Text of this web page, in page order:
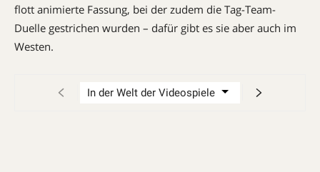
flott animierte Fassung, bei der zudem die Tag-Team-
Duelle gestrichen wurden – dafür gibt es sie aber auch im
Westen.